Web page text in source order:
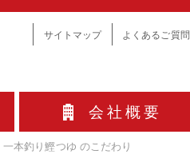
サイトマップ よくあるご質問
会社概要
一本釣り鰹つゆ のこだわり